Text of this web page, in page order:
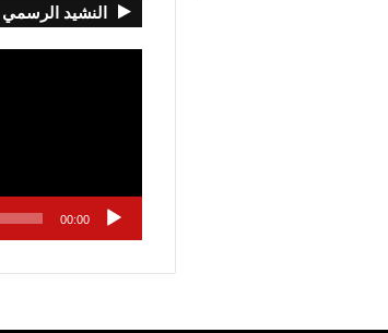
النشيد الرسمي
00:00